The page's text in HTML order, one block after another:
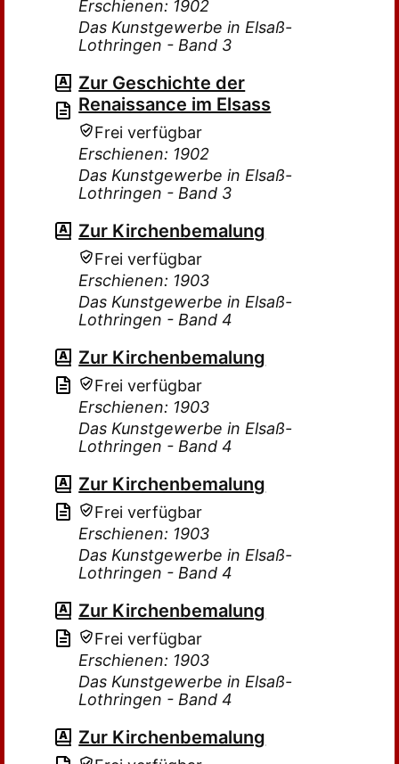
Erschienen: 1902
Das Kunstgewerbe in Elsaß-
Lothringen - Band 3
Zur Geschichte der
Renaissance im Elsass
Frei verfügbar
Erschienen: 1902
Das Kunstgewerbe in Elsaß-
Lothringen - Band 3
Zur Kirchenbemalung
Frei verfügbar
Erschienen: 1903
Das Kunstgewerbe in Elsaß-
Lothringen - Band 4
Zur Kirchenbemalung
Frei verfügbar
Erschienen: 1903
Das Kunstgewerbe in Elsaß-
Lothringen - Band 4
Zur Kirchenbemalung
Frei verfügbar
Erschienen: 1903
Das Kunstgewerbe in Elsaß-
Lothringen - Band 4
Zur Kirchenbemalung
Frei verfügbar
Erschienen: 1903
Das Kunstgewerbe in Elsaß-
Lothringen - Band 4
Zur Kirchenbemalung